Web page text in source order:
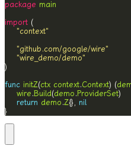
package main
import
"context"
"github.com/google/wire"
"wire_demo/demo"
func initZ(ctx context.Context) (
wire .Build(demo .ProviderSet
return demo .Z{}, nil
}